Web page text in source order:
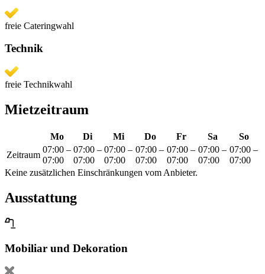
freie Cateringwahl
Technik
freie Technikwahl
Mietzeitraum
Mo Di Mi Do Fr Sa
So
Zeitraum
07:00 –
07:00
07:00 –
07:00
07:00 –
07:00
07:00 –
07:00
07:00 –
07:00
07:00 –
07:00
07:00 –
07:00
Keine zusätzlichen Einschränkungen vom Anbieter.
Ausstattung
Mobiliar und Dekoration